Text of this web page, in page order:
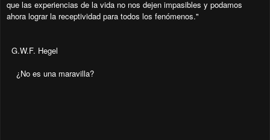
que las experiencias de la vida no nos dejen impasibles y podamos
ahora lograr la receptividad para todos los fenómenos."
G.W.F. Hegel
¿No es una maravilla?